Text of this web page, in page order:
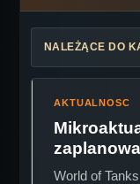
NALEŻĄCE DO
AKTUALNOSC
World of